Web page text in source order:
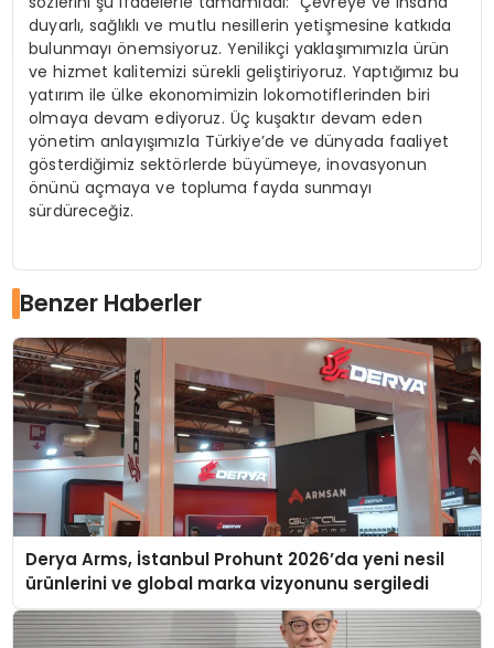
duyarlı, sağlıklı ve mutlu nesillerin yetişmesine katkıda
bulunmayı önemsiyoruz. Yenilikçi yaklaşımımızla ürün
ve hizmet kalitemizi sürekli geliştiriyoruz. Yaptığımız bu
yatırım ile ülke ekonomimizin lokomotiflerinden biri
olmaya devam ediyoruz. Üç kuşaktır devam eden
yönetim anlayışımızla Türkiye’de ve dünyada faaliyet
gösterdiğimiz sektörlerde büyümeye, inovasyonun
önünü açmaya ve topluma fayda sunmayı
sürdüreceğiz.
Benzer Haberler
Derya Arms, İstanbul Prohunt 2026’da yeni nesil
ürünlerini ve global marka vizyonunu sergiledi